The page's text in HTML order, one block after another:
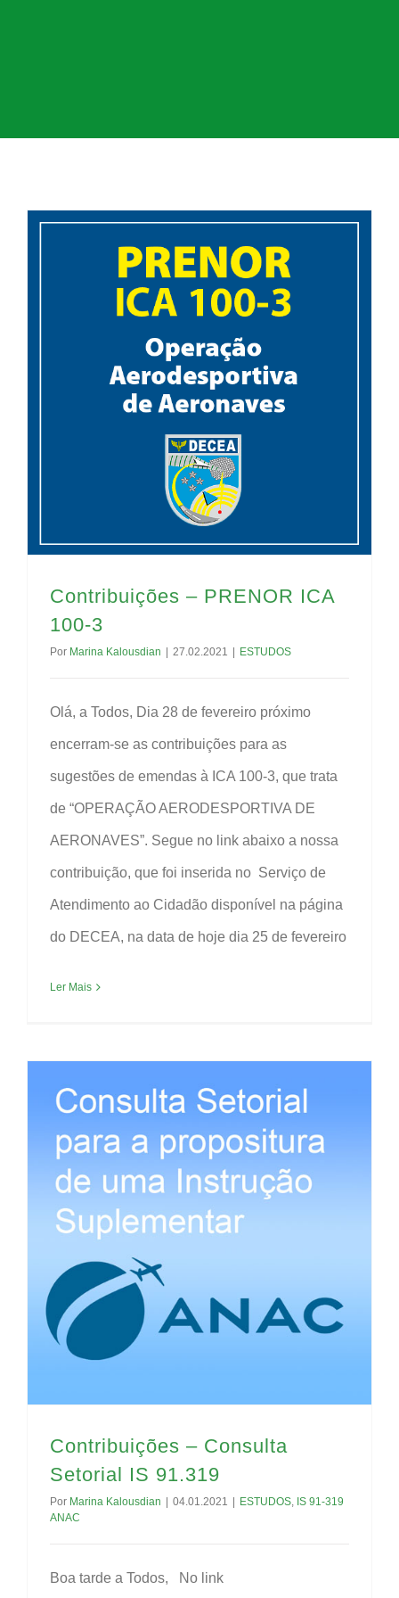
Contribuições – PRENOR ICA
100-3
Por Marina Kalousdian 27.02.2021 ESTUDOS
Olá, a Todos, Dia 28 de fevereiro próximo
encerram-se as contribuições para as
sugestões de emendas à ICA 100-3, que trata
de “OPERAÇÃO AERODESPORTIVA DE
AERONAVES”. Segue no link abaixo a nossa
contribuição, que foi inserida no Serviço de
Atendimento ao Cidadão disponível na página
do DECEA, na data de hoje dia 25 de fevereiro
Ler Mais
Contribuições – Consulta
Setorial IS 91.319
Por Marina Kalousdian 04.01.2021 ESTUDOS, IS 91-319
ANAC
Boa tarde a Todos, No link